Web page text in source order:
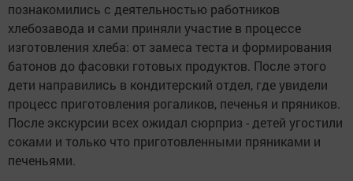
познакомились с деятельностью работников
хлебозавода и сами приняли участие в процессе
изготовления хлеба: от замеса теста и формирования
батонов до фасовки готовых продуктов. После этого
дети направились в кондитерский отдел, где увидели
процесс приготовления рогаликов, печенья и пряников.
После экскурсии всех ожидал сюрприз - детей угостили
соками и только что приготовленными пряниками и
печеньями.